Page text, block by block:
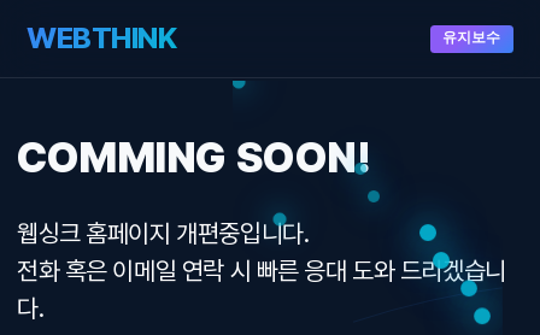
WEBTHINK 유지보수
COMMING SOON!
웹싱크 홈페이지 개편중입니다.
전화 혹은 이메일 연락 시 빠른 응대 도와 드리겠습니
다.